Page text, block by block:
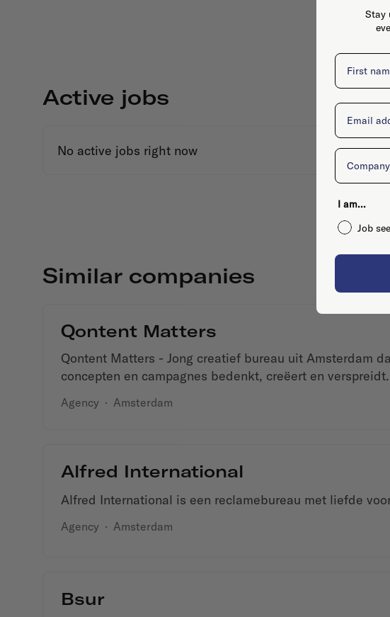
Active jobs
No active jobs right now
Similar companies
Qontent Matters
Qontent Matters - Jong creatief bureau uit Amsterdam
concepten en campagnes bedenkt, creëert en verspreidt.
Agency · Amsterdam
Alfred International
Alfred International is een reclamebureau met liefde
Agency · Amsterdam
Bsur
Stay
First name
Email
Company
I am...
Job